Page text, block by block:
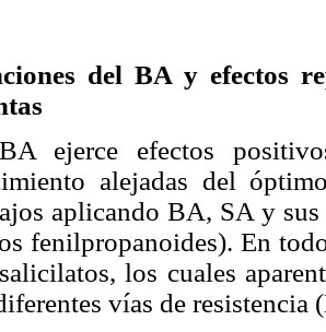
del BA y efectos
ejerce efectos
alejadas del
aplicando BA, SA y
fenilpropanoides). En
los cuales
vías de